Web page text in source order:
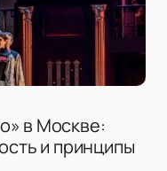
в Москве:
и принципы